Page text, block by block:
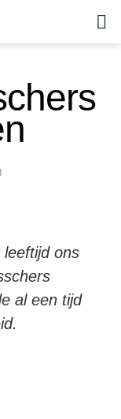
leeftijd ons
al een tijd